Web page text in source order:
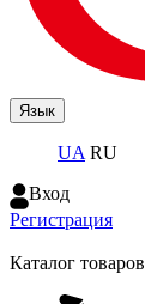
Язык
UA RU
Вход
Регистрация
Каталог товаров